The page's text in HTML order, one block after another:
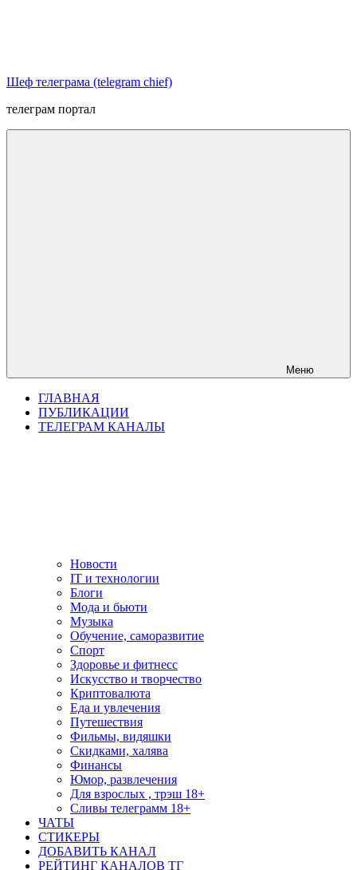
Шеф телеграма (telegram chief)
телеграм портал
Меню
ГЛАВНАЯ
ПУБЛИКАЦИИ
ТЕЛЕГРАМ КАНАЛЫ
Новости
IT и технологии
Блоги
Мода и бьюти
Музыка
Обучение, саморазвитие
Спорт
Здоровье и фитнесс
Искусство и творчество
Криптовалюта
Еда и увлечения
Путешествия
Фильмы, видяшки
Скидками, халява
Финансы
Юмор, развлечения
Для взрослых , трэш 18+
Сливы телеграмм 18+
ЧАТЫ
СТИКЕРЫ
ДОБАВИТЬ КАНАЛ
РЕЙТИНГ КАНАЛОВ ТГ